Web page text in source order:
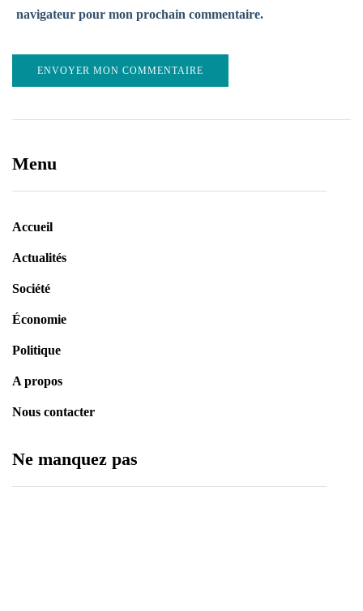
navigateur pour mon prochain commentaire.
Menu
Accueil
Actualités
Société
Économie
Politique
A propos
Nous contacter
Ne manquez pas